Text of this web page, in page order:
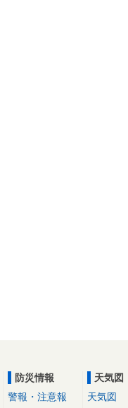
防災情報
警報・注意報
天気図
天気図